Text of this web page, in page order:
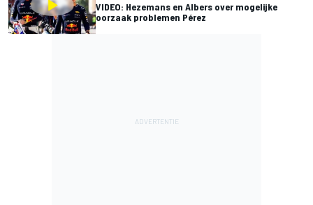
VIDEO: Hezemans en Albers over mogelijke
oorzaak problemen Pérez